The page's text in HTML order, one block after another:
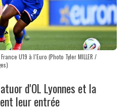
U19 à l’Euro (Photo Tyler MILLER /
d'OL Lyonnes et la
leur entrée